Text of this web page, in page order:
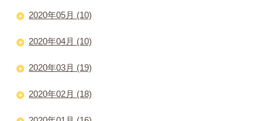
2020年05月 (10)
2020年04月 (10)
2020年03月 (19)
2020年02月 (18)